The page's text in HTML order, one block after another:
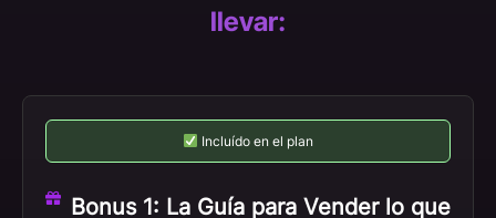
llevar:
Incluído en el plan
Bonus 1: La Guía para Vender lo que